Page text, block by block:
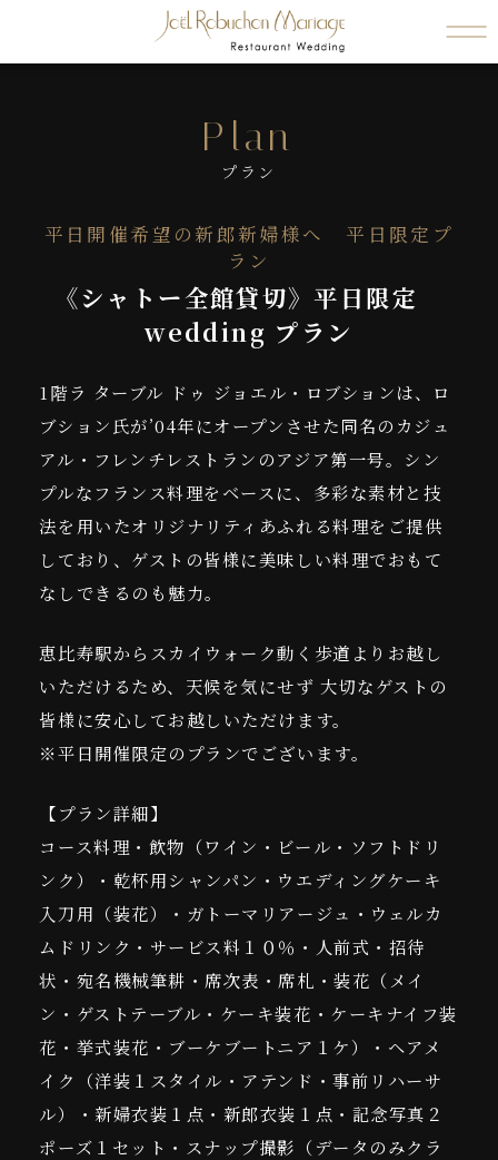
Plan
プラン
平日開催希望の新郎新婦様へ 平日限定プ
ラン
《シャトー全館貸切》平日限定
wedding プラン
1階ラ ターブル ドゥ ジョエル・ロブションは、ロ
ブション氏が’04年にオープンさせた同名のカジュ
アル・フレンチレストランのアジア第一号。シン
プルなフランス料理をベースに、多彩な素材と技
法を用いたオリジナリティあふれる料理をご提供
しており、ゲストの皆様に美味しい料理でおもて
なしできるのも魅力。
恵比寿駅からスカイウォーク動く歩道よりお越し
いただけるため、天候を気にせず 大切なゲストの
皆様に安心してお越しいただけます。
※平日開催限定のプランでございます。
【プラン詳細】
コース料理・飲物（ワイン・ビール・ソフトドリ
ンク）・乾杯用シャンパン・ウエディングケーキ
入刀用（装花）・ガトーマリアージュ・ウェルカ
ムドリンク・サービス料１０％・人前式・招待
状・宛名機械筆耕・席次表・席札・装花（メイ
ン・ゲストテーブル・ケーキ装花・ケーキナイフ装
花・挙式装花・ブーケブートニア１ケ）・ヘアメ
イク（洋装１スタイル・アテンド・事前リハーサ
ル）・新婦衣装１点・新郎衣装１点・記念写真２
ポーズ１セット・スナップ撮影（データのみクラ